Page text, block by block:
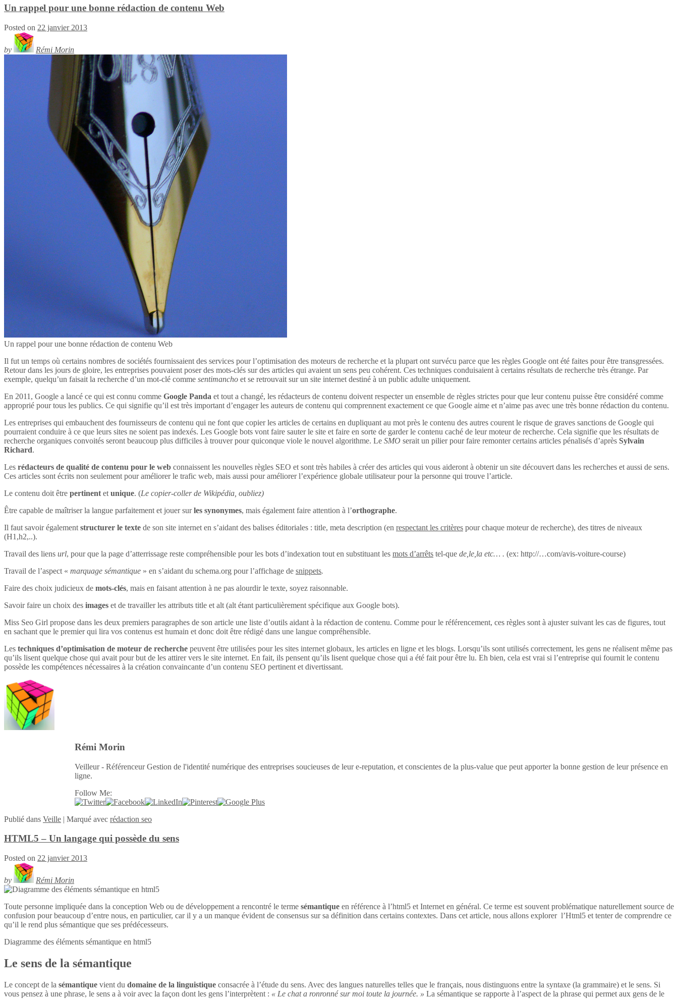
Un rappel pour une bonne rédaction de contenu Web
Posted on 22 janvier 2013
by Rémi Morin
Un rappel pour une bonne rédaction de contenu Web
Il fut un temps où certains nombres de sociétés fournissaient des services pour l’optimisation des moteurs de recherche et la plupart ont survécu parce que les règles Google ont été faites pour être transgressées.
Retour dans les jours de gloire, les entreprises pouvaient poser des mots-clés sur des articles qui avaient un sens peu cohérent. Ces techniques conduisaient à certains résultats de recherche très étrange. Par
exemple, quelqu’un faisait la recherche d’un mot-clé comme sentimancho et se retrouvait sur un site internet destiné à un public adulte uniquement.
En 2011, Google a lancé ce qui est connu comme Google Panda et tout a changé, les rédacteurs de contenu doivent respecter un ensemble de règles strictes pour que leur contenu puisse être considéré comme
approprié pour tous les publics. Ce qui signifie qu’il est très important d’engager les auteurs de contenu qui comprennent exactement ce que Google aime et n’aime pas avec une très bonne rédaction du contenu.
Les entreprises qui embauchent des fournisseurs de contenu qui ne font que copier les articles de certains en dupliquant au mot près le contenu des autres courent le risque de graves sanctions de Google qui
pourraient conduire à ce que leurs sites ne soient pas indexés. Les Google bots vont faire sauter le site et faire en sorte de garder le contenu caché de leur moteur de recherche. Cela signifie que les résultats de
recherche organiques convoités seront beaucoup plus difficiles à trouver pour quiconque viole le nouvel algorithme. Le SMO serait un pilier pour faire remonter certains articles pénalisés d’après Sylvain
Richard.
Les rédacteurs de qualité de contenu pour le web connaissent les nouvelles règles SEO et sont très habiles à créer des articles qui vous aideront à obtenir un site découvert dans les recherches et aussi de sens.
Ces articles sont écrits non seulement pour améliorer le trafic web, mais aussi pour améliorer l’expérience globale utilisateur pour la personne qui trouve l’article.
Le contenu doit être pertinent et unique. (Le copier-coller de Wikipédia, oubliez)
Être capable de maîtriser la langue parfaitement et jouer surles synonymes, mais également faire attention à l’orthographe.
Il faut savoir également structurer le texte de son site internet en s’aidant des balises éditoriales : title, meta description (en respectant les critères pour chaque moteur de recherche), des titres de niveaux
(H1,h2,..).
Travail des liens url, pour que la page d’atterrissage reste compréhensible pour les bots d’indexation tout en substituant les mots d’arrêts tel-que de,le,la etc… . (ex: http://…com/avis-voiture-course)
Travail de l’aspect « marquage sémantique » en s’aidant du schema.org pour l’affichage de snippets.
Faire des choix judicieux de mots-clés, mais en faisant attention à ne pas alourdir le texte, soyez raisonnable.
Savoir faire un choix des images et de travailler les attributs title et alt (alt étant particulièrement spécifique aux Google bots).
Miss Seo Girl propose dans les deux premiers paragraphes de son article une liste d’outils aidant à la rédaction de contenu. Comme pour le référencement, ces règles sont à ajuster suivant les cas de figures, tout
en sachant que le premier qui lira vos contenus est humain et donc doit être rédigé dans une langue compréhensible.
Les techniques d’optimisation de moteur de recherche peuvent être utilisées pour les sites internet globaux, les articles en ligne et les blogs. Lorsqu’ils sont utilisés correctement, les gens ne réalisent même pas
qu’ils lisent quelque chose qui avait pour but de les attirer vers le site internet. En fait, ils pensent qu’ils lisent quelque chose qui a été fait pour être lu. Eh bien, cela est vrai si l’entreprise qui fournit le contenu
possède les compétences nécessaires à la création convaincante d’un contenu SEO pertinent et divertissant.
Rémi Morin
Veilleur - Référenceur Gestion de l'identité numérique des entreprises soucieuses de leur e-reputation, et conscientes de la plus-value que peut apporter la bonne gestion de leur présence en
ligne.
Follow Me:
Publié dans Veille | Marqué avec rédaction seo
HTML5 – Un langage qui possède du sens
Posted on 22 janvier 2013
by Rémi Morin
Toute personne impliquée dans la conception Web ou de développement a rencontré le terme sémantique en référence à l’html5 et Internet en général. Ce terme est souvent problématique naturellement source de
confusion pour beaucoup d’entre nous, en particulier, car il y a un manque évident de consensus sur sa définition dans certains contextes. Dans cet article, nous allons explorer l’Html5 et tenter de comprendre ce
qu’il le rend plus sémantique que ses prédécesseurs.
Diagramme des éléments sémantique en html5
Le sens de la sémantique
Le concept de la sémantique vient du domaine de la linguistique consacrée à l’étude du sens. Avec des langues naturelles telles que le français, nous distinguons entre la syntaxe (la grammaire) et le sens. Si
vous pensez à une phrase, le sens a à voir avec la façon dont les gens l’interprètent : « Le chat a ronronné sur moi toute la journée. » La sémantique se rapporte à l’aspect de la phrase qui permet aux gens de le